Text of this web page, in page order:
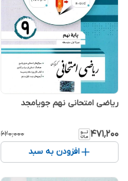
ریاضی امتحانی نهم جویامجد
۴۷۱٬۲۰۰ ۶۲۰٬۰۰۰
افزودن به سبد